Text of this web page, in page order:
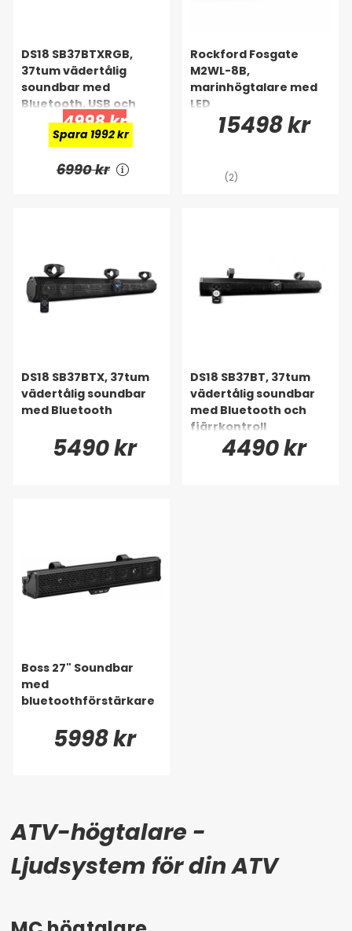
DS18 SB37BTXRGB,
37tum vädertålig
soundbar med
Bluetooth, USB och
4998 kr
Spara 1992 kr
6990 kr
Rockford Fosgate
M2WL-8B,
marinhögtalare med
LED
15498 kr
(2)
DS18 SB37BTX, 37tum
vädertålig soundbar
med Bluetooth
5490 kr
DS18 SB37BT, 37tum
vädertålig soundbar
med Bluetooth och
fjärrkontroll
4490 kr
Boss 27" Soundbar
med
bluetoothförstärkare
5998 kr
ATV-högtalare -
Ljudsystem för din ATV